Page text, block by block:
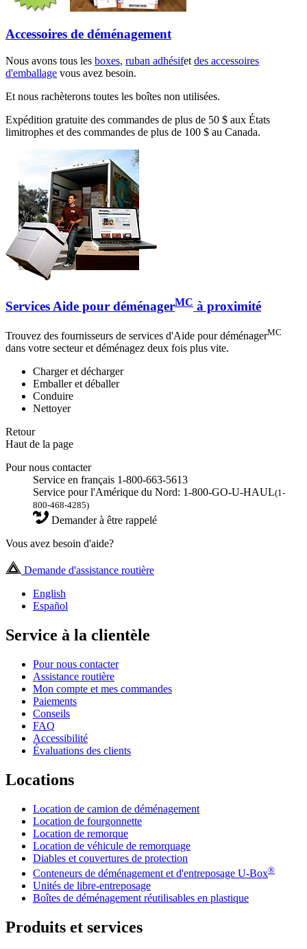
Accessoires de déménagement
Nous avons tous les boxes, ruban adhésifet des accessoires
d'emballage vous avez besoin.
Et nous rachèterons toutes les boîtes non utilisées.
Expédition gratuite des commandes de plus de 50 $ aux États
limitrophes et des commandes de plus de 100 $ au Canada.
Services Aide pour déménagerMC à proximité
Trouvez des fournisseurs de services d'Aide pour déménagerMC
dans votre secteur et déménagez deux fois plus vite.
Charger et décharger
Emballer et déballer
Conduire
Nettoyer
Retour
Haut de la page
Pour nous contacter
Service en français 1-800-663-5613
Service pour l'Amérique du Nord: 1-800-GO-U-HAUL(1-
800-468-4285)
Demander à être rappelé
Vous avez besoin d'aide?
Demande d'assistance routière
English
Español
Service à la clientèle
Pour nous contacter
Assistance routière
Mon compte et mes commandes
Paiements
Conseils
FAQ
Accessibilité
Évaluations des clients
Locations
Location de camion de déménagement
Location de fourgonnette
Location de remorque
Location de véhicule de remorquage
Diables et couvertures de protection
Conteneurs de déménagement et d'entreposage U-Box®
Unités de libre-entreposage
Boîtes de déménagement réutilisables en plastique
Produits et services